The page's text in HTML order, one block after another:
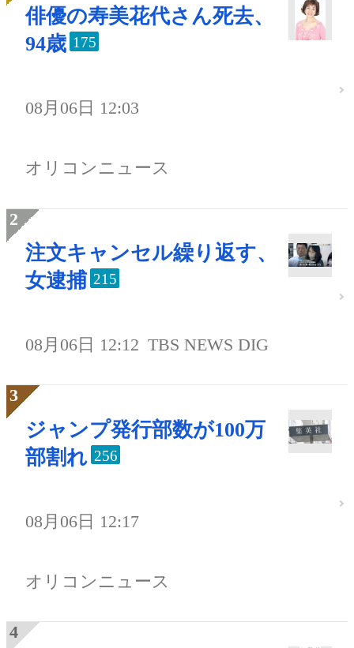
俳優の寿美花代さん死去、
94歳 175
08月06日 12:03
オリコンニュース
注文キャンセル繰り返す、
女逮捕 215
08月06日 12:12 TBS NEWS DIG
ジャンプ発行部数が100万
部割れ 256
08月06日 12:17
オリコンニュース